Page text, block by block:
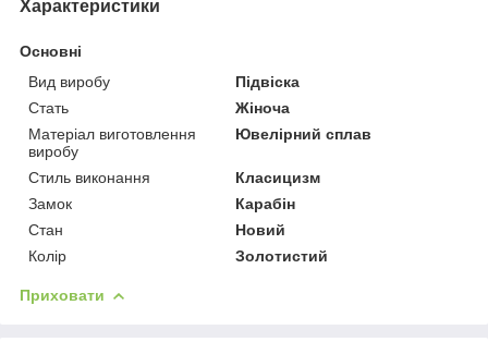
Характеристики
Основні
Вид виробу
Підвіска
Стать
Жіноча
Матеріал виготовлення
виробу
Ювелірний сплав
Стиль виконання
Класицизм
Замок
Карабін
Стан
Новий
Колір
Золотистий
Приховати